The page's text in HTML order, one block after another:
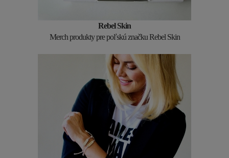
Rebel Skin
Merch produkty pre poľskú značku Rebel Skin